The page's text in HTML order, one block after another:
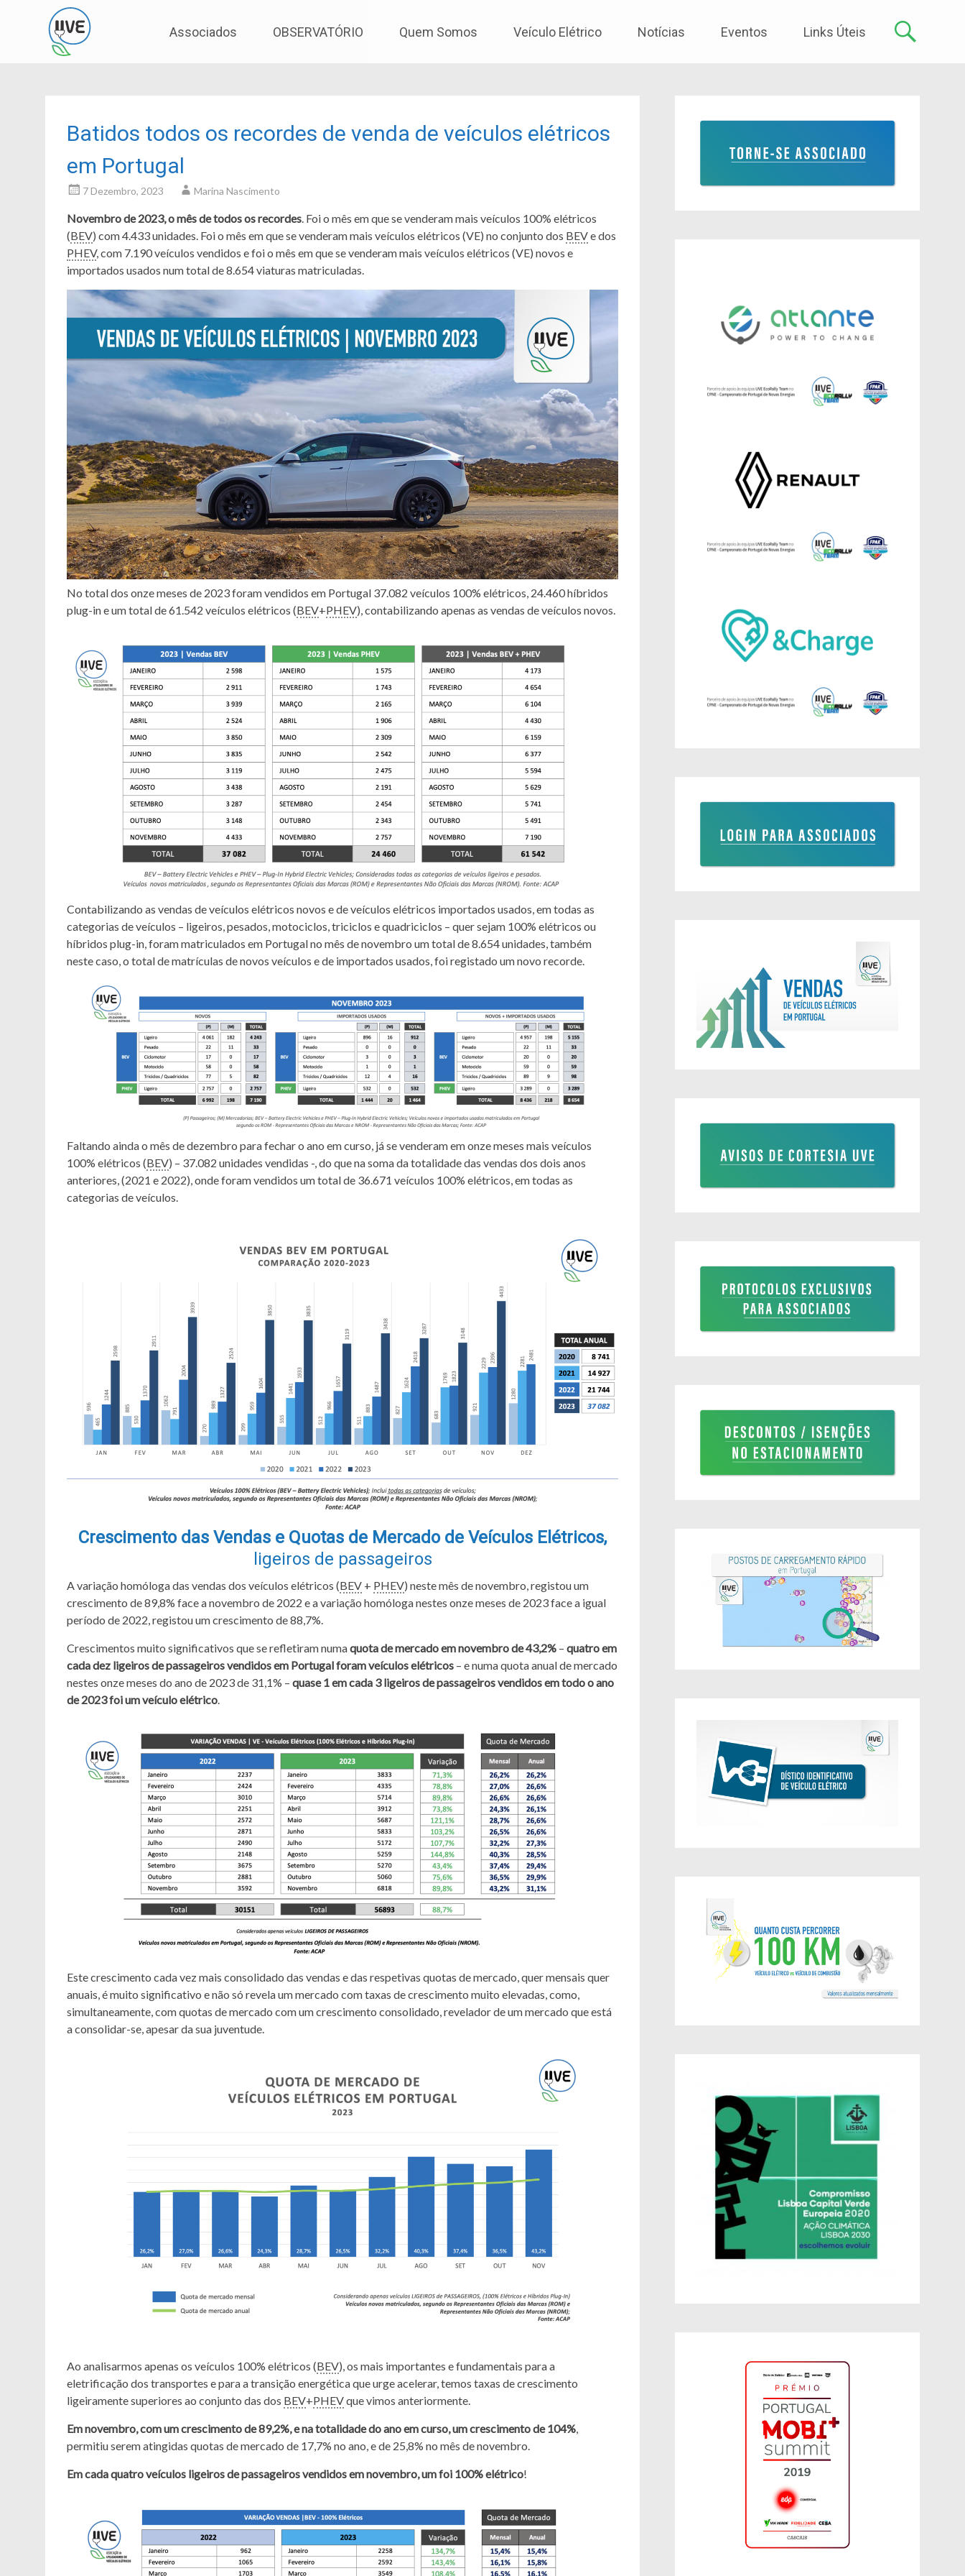
to
Associados OBSERVATÓRIO Quem Somos Veículo Elétrico Notícias Eventos Links Úteis
Batidos todos os recordes de venda de veículos elétricos
em Portugal
7 Dezembro, 2023 Marina Nascimento
Novembro de 2023, o mês de todos os recordes. Foi o mês em que se venderam mais veículos 100% elétricos
(BEV) com 4.433 unidades. Foi o mês em que se venderam mais veículos elétricos (VE) no conjunto dos BEVe dos
PHEV, com 7.190 veículos vendidos e foi o mês em que se venderam mais veículos elétricos (VE) novos e
importados usados num total de 8.654 viaturas matriculadas.
No total dos onze meses de 2023 foram vendidos em Portugal 37.082 veículos 100% elétricos, 24.460 híbridos
plug-in e um total de 61.542 veículos elétricos (BEV+PHEV), contabilizando apenas as vendas de veículos novos.
Contabilizando as vendas de veículos elétricos novos e de veículos elétricos importados usados, em todas as
categorias de veículos – ligeiros, pesados, motociclos, triciclos e quadriciclos – quer sejam 100% elétricos ou
híbridos plug-in, foram matriculados em Portugal no mês de novembro um total de 8.654 unidades, também
neste caso, o total de matrículas de novos veículos e de importados usados, foi registado um novo recorde.
Faltando ainda o mês de dezembro para fechar o ano em curso, já se venderam em onze meses mais veículos
100% elétricos (BEV) – 37.082 unidades vendidas -, do que na soma da totalidade das vendas dos dois anos
anteriores, (2021 e 2022), onde foram vendidos um total de 36.671 veículos 100% elétricos, em todas as
categorias de veículos.
Crescimento das Vendas e Quotas de Mercado de Veículos Elétricos,
ligeiros de passageiros
A variação homóloga das vendas dos veículos elétricos (BEV + PHEV) neste mês de novembro, registou um
crescimento de 89,8% face a novembro de 2022 e a variação homóloga nestes onze meses de 2023 face a igual
período de 2022, registou um crescimento de 88,7%.
Crescimentos muito significativos que se refletiram numaquota de mercado em novembro de 43,2% – quatro em
cada dez ligeiros de passageiros vendidos em Portugal foram veículos elétricos – e numa quota anual de mercado
nestes onze meses do ano de 2023 de 31,1% – quase 1 em cada 3 ligeiros de passageiros vendidos em todo o ano
de 2023 foi um veículo elétrico.
Este crescimento cada vez mais consolidado das vendas e das respetivas quotas de mercado, quer mensais quer
anuais, é muito significativo e não só revela um mercado com taxas de crescimento muito elevadas, como,
simultaneamente, com quotas de mercado com um crescimento consolidado, revelador de um mercado que está
a consolidar-se, apesar da sua juventude.
Ao analisarmos apenas os veículos 100% elétricos (BEV), os mais importantes e fundamentais para a
eletrificação dos transportes e para a transição energética que urge acelerar, temos taxas de crescimento
ligeiramente superiores ao conjunto das dos BEV+PHEVque vimos anteriormente.
Em novembro, com um crescimento de 89,2%, e na totalidade do ano em curso, um crescimento de 104%,
permitiu serem atingidas quotas de mercado de 17,7% no ano, e de 25,8% no mês de novembro.
Em cada quatro veículos ligeiros de passageiros vendidos em novembro, um foi 100% elétrico!